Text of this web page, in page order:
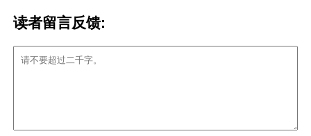
读者留言反馈: